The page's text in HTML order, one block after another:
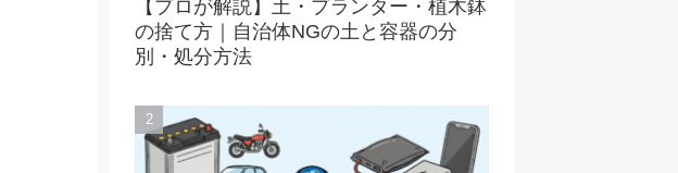
【プロが解説】土・プランター・植木鉢
の捨て方｜自治体NGの土と容器の分
別・処分方法